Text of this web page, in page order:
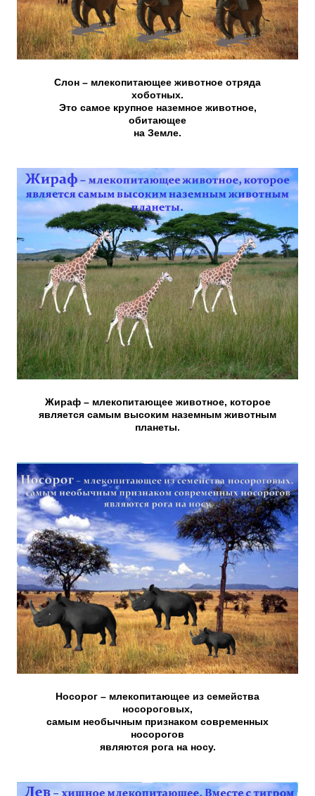
Слон – млекопитающее животное отряда
хоботных.
Это самое крупное наземное животное,
обитающее
на Земле.
Жираф – млекопитающее животное, которое
является самым высоким наземным животным
планеты.
Носорог – млекопитающее из семейства
носороговых,
самым необычным признаком современных
носорогов
являются рога на носу.